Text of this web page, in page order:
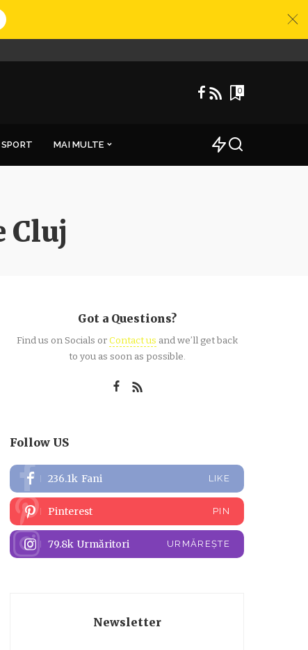
0
SPORT MAI MULTE
Cluj
Got a Questions?
Find us on Socials orContact us and we’ll get back
to you as soon as possible.
Follow US
236.1k Fani LIKE
Pinterest PIN
79.8k Urmăritori URMĂREȘTE
Newsletter